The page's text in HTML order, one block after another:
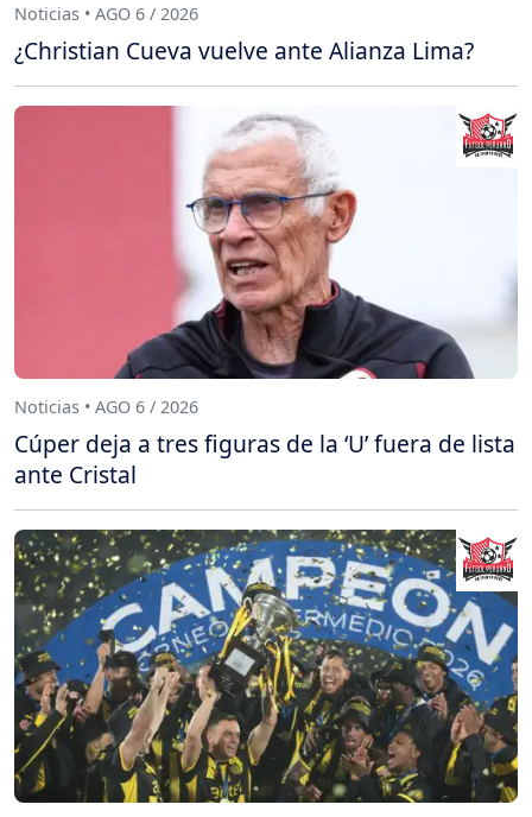
Noticias • AGO 6 / 2026
¿Christian Cueva vuelve ante Alianza Lima?
Noticias • AGO 6 / 2026
Cúper deja a tres figuras de la ‘U’ fuera de lista
ante Cristal